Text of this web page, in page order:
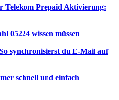
Telekom Prepaid Aktivierung:
05224 wissen müssen
synchronisierst du E-Mail auf
schnell und einfach